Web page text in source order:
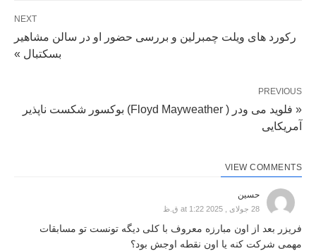
NEXT
رکورد های ویلت چمبرلین و بررسی حضور او در سالن مشاهیر
بسکتبال »
PREVIOUS
« فلوید می ودر ( Floyd Mayweather) بوکسور شکست ناپذیر
آمریکایی
VIEW COMMENTS
حسین
28 جولای , 2025 at 1:22 ق.ظ
فریزر بعد از اون مبارزه معروف با کلی دیگه تونست تو مسابقات
مهمی شرکت کنه یا اون نقطه اوجش بود؟